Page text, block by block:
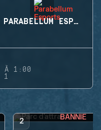
PARABELLUM ESPORTS
À 1:00
1
2 BANNIE